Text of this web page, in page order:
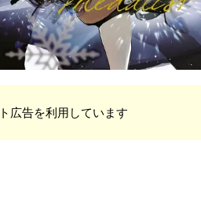
広告を利用しています